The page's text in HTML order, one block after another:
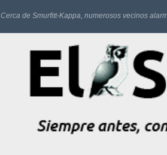
Cerca de Smurfitt-Kappa, numerosos vecinos